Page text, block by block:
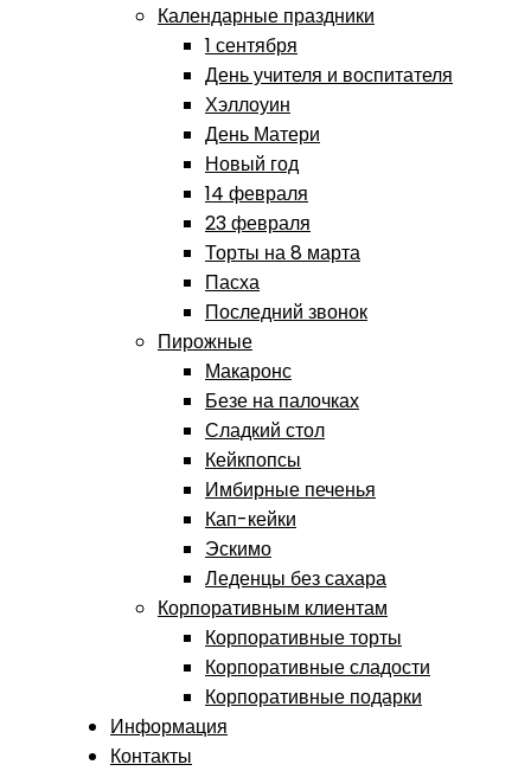
Календарные праздники
1 сентября
День учителя и воспитателя
Хэллоуин
День Матери
Новый год
14 февраля
23 февраля
Торты на 8 марта
Пасха
Последний звонок
Пирожные
Макаронс
Безе на палочках
Сладкий стол
Кейкпопсы
Имбирные печенья
Кап-кейки
Эскимо
Леденцы без сахара
Корпоративным клиентам
Корпоративные торты
Корпоративные сладости
Корпоративные подарки
Информация
Контакты